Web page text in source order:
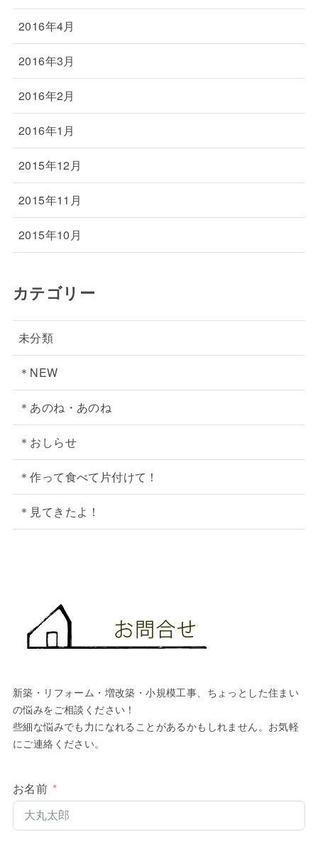
2016年4月
2016年3月
2016年2月
2016年1月
2015年12月
2015年11月
2015年10月
カテゴリー
未分類
＊NEW
＊あのね・あのね
＊おしらせ
＊作って食べて片付けて！
＊見てきたよ！
新築・リフォーム・増改築・小規模工事、ちょっとした住まい
の悩みをご相談ください！
些細な悩みでも力になれることがあるかもしれません。お気軽
にご連絡ください。
お名前